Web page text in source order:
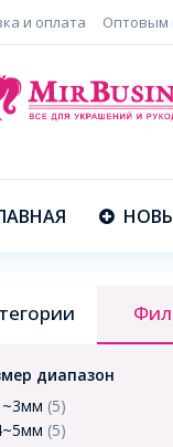
и оплата Оптовым
диапазон
(5)
(5)